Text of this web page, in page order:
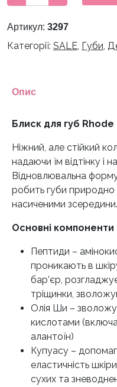
для
Rhode
Peptide
Ribbon
Артикул: 3297
Категорії: SALE, Губи,
Опис
Блиск для губ
Ніжний, але стійкий
надаючи їм відтінку і
Відновлювальна
робить губи природно
насиченими зсередини.
Основні компоненти
Пептиди –
проникають в
бар’єр,
тріщинки,
Олія Ши –
кислотами
алантоїн)
Купуасу –
еластичність
сухих та